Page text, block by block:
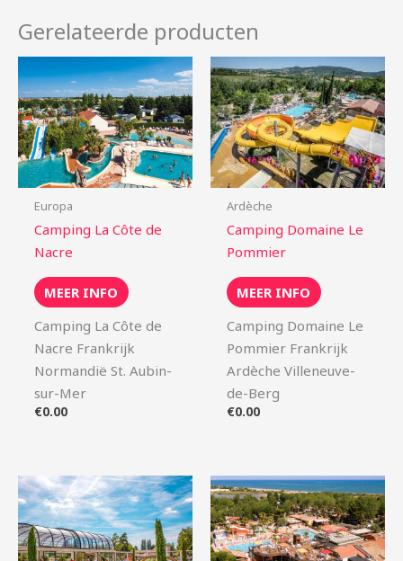
Gerelateerde producten
Europa
Camping La Côte de
Nacre
MEER INFO
Camping La Côte de
Nacre Frankrijk
Normandië St. Aubin-
sur-Mer
€0.00
Ardèche
Camping Domaine Le
Pommier
MEER INFO
Camping Domaine Le
Pommier Frankrijk
Ardèche Villeneuve-
de-Berg
€0.00